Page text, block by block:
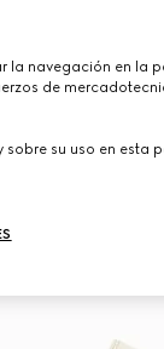
la navegación en la
de
su uso en esta